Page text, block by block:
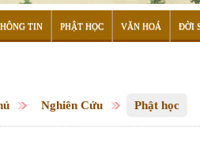
TIN PHẬT HỌC VĂN HOÁ ĐỜI
Nghiên Cứu Phật học